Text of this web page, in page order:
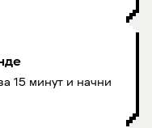
15 минут и начни